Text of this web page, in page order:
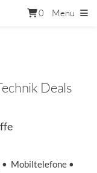
0 Menu
Deals
• Mobiltelefone •